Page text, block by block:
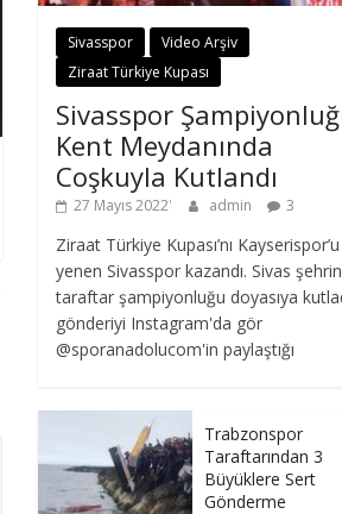
Sivasspor
Video Arşiv
Ziraat Türkiye Kupası
Sivasspor
Kent Meydanında
Coşkuyla Kutlandı
27 Mayıs 2022 admin 3
Ziraat Türkiye Kupası’nı
yenen Sivasspor kazandı. Sivas
taraftar şampiyonluğu doyasıya
gönderiyi Instagram'da gör
@sporanadolucom'in paylaştığı
Trabzonspor
Taraftarından 3
Büyüklere Sert
Gönderme